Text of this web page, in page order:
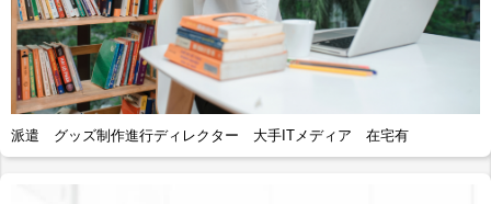
派遣 グッズ制作進行ディレクター 大手ITメディア 在宅有